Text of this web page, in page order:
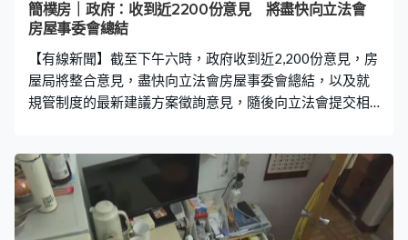
簡樸房｜政府：收到近2200份意見 將盡快向立法會
房屋事委會總結
【有線新聞】截至下午六時，政府收到近2,200份意見，房
屋局將整合意見，盡快向立法會房屋事委會總結，以及就
規管制度的最新建議方案徵詢意見，隨後向立法會提交相
府會以民為本、有序執法，逐步取締劣質劏房。